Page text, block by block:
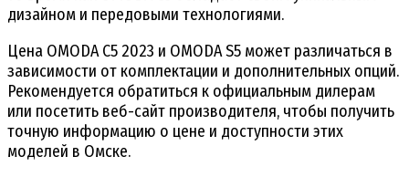
дизайном и передовыми технологиями.
Цена OMODA C5 2023 и OMODA S5 может различаться в
зависимости от комплектации и дополнительных опций.
Рекомендуется обратиться к официальным дилерам
или посетить веб-сайт производителя, чтобы получить
точную информацию о цене и доступности этих
моделей в Омске.